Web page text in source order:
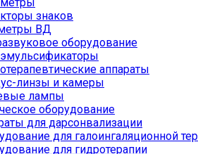
знаков
ВД
оборудование
аппараты
линзы и камеры
лампы
оборудование
для дарсонвализации
для галоингаляционной
для гидротерапии